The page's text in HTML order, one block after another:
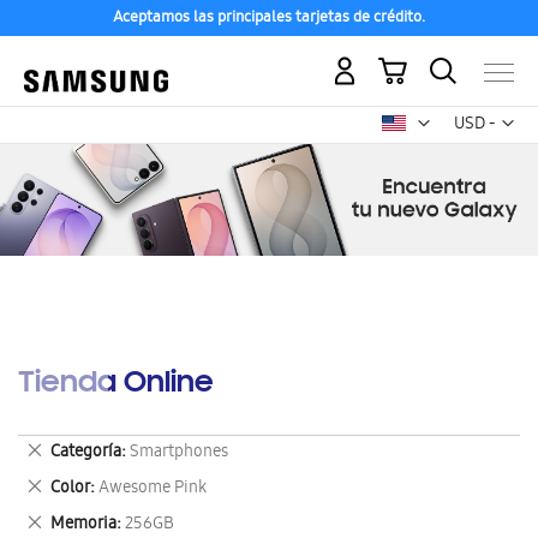
Aceptamos las principales tarjetas de crédito.
USD -
dólar
Mi carrito
Tienda Online
Categoría Smartphones
Eliminar
este
artículo
Color Awesome Pink
Eliminar
este
Memoria 256GB
Eliminar